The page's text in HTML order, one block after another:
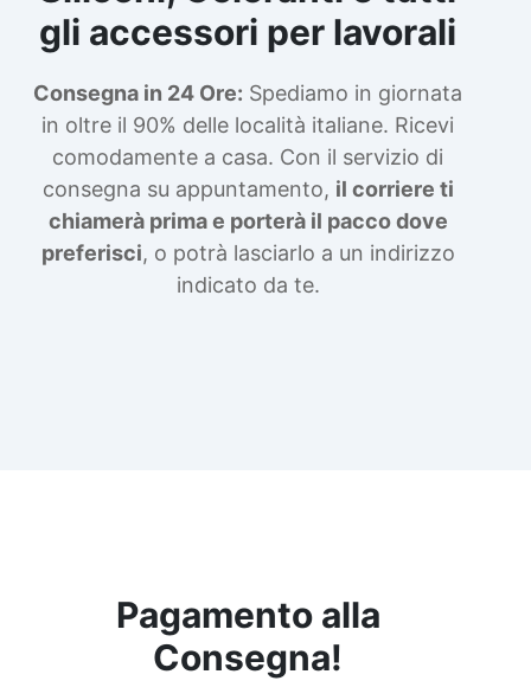
gli accessori per lavorali
Consegna in 24 Ore: Spediamo in giornata
in oltre il 90% delle località italiane. Ricevi
comodamente a casa. Con il servizio di
consegna su appuntamento, il corriere ti
chiamerà prima e porterà il pacco dove
preferisci, o potrà lasciarlo a un indirizzo
indicato da te.
Pagamento alla
Consegna!